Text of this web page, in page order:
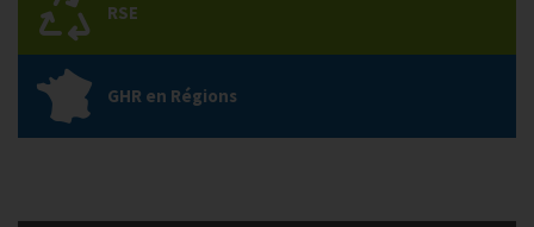
RSE
GHR en Régions